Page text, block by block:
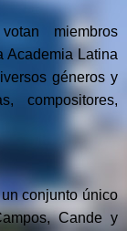
miembros
Academia Latina
géneros y
compositores,
conjunto único
Cande y